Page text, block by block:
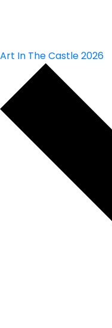
Art In The Castle 2026